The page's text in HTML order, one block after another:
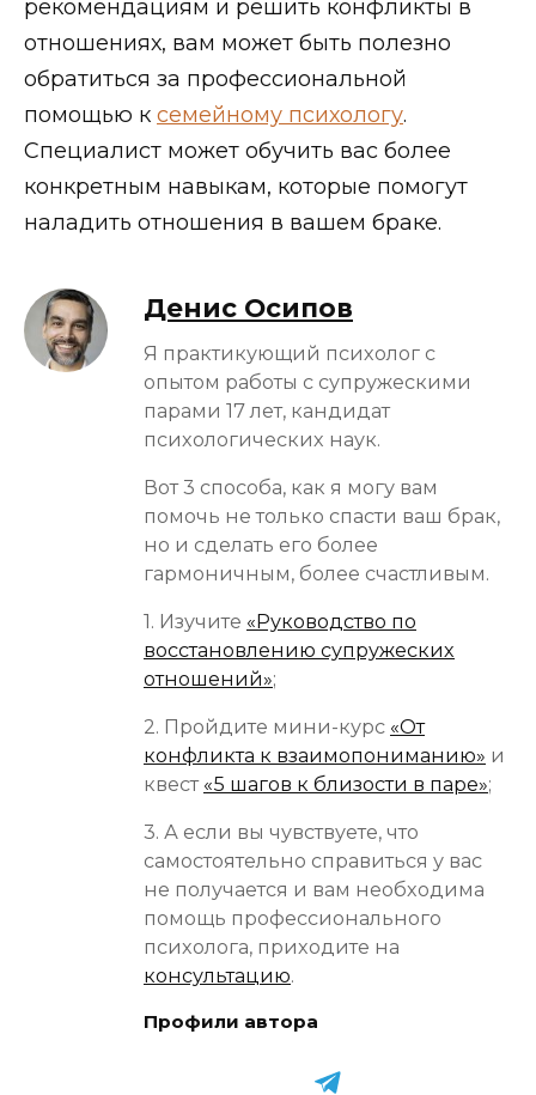
рекомендациям и решить конфликты в
отношениях, вам может быть полезно
обратиться за профессиональной
помощью к семейному психологу.
Специалист может обучить вас более
конкретным навыкам, которые помогут
наладить отношения в вашем браке.
Денис Осипов
Я практикующий психолог с
опытом работы с супружескими
парами 17 лет, кандидат
психологических наук.
Вот 3 способа, как я могу вам
помочь не только спасти ваш брак,
но и сделать его более
гармоничным, более счастливым.
1. Изучите «Руководство по
восстановлению супружеских
отношений»;
2. Пройдите мини-курс «От
конфликта к взаимопониманию» и
квест «5 шагов к близости в паре»;
3. А если вы чувствуете, что
самостоятельно справиться у вас
не получается и вам необходима
помощь профессионального
психолога, приходите на
консультацию.
Профили автора